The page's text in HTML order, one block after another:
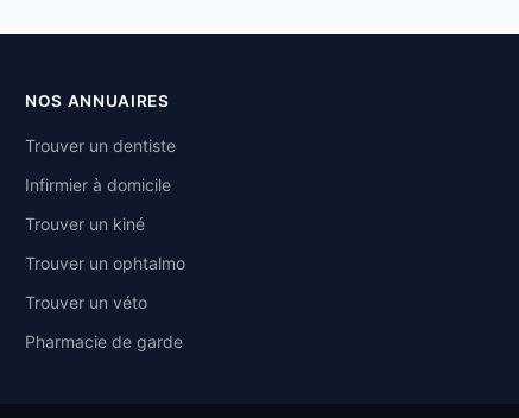
NOS ANNUAIRES
Trouver un dentiste
Infirmier à domicile
Trouver un kiné
Trouver un ophtalmo
Trouver un véto
Pharmacie de garde